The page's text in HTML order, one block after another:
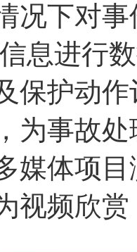
况下对
息进行
保护动
为事故
媒体项
视频欣赏